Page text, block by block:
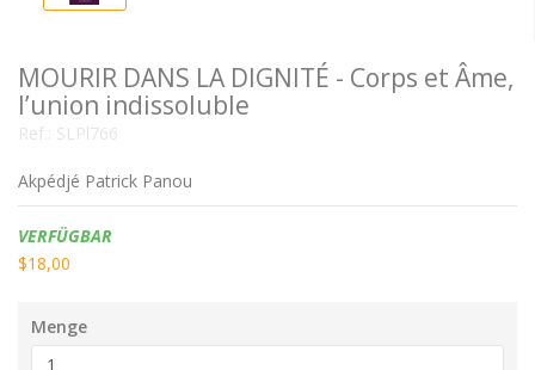
MOURIR DANS LA DIGNITÉ - Corps et Âme,
l’union indissoluble
Ref.: SLPl766
Akpédjé Patrick Panou
Verfügbarkeit:
VERFÜGBAR
$18,00
Menge